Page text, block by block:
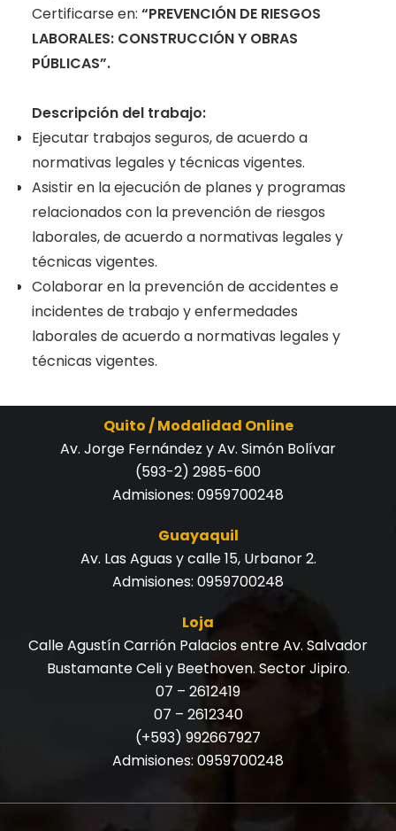
Certificarse en: “PREVENCIÓN DE RIESGOS
LABORALES: CONSTRUCCIÓN Y OBRAS
PÚBLICAS”.
Descripción del trabajo:
Ejecutar trabajos seguros, de acuerdo a
normativas legales y técnicas vigentes.
Asistir en la ejecución de planes y programas
relacionados con la prevención de riesgos
laborales, de acuerdo a normativas legales y
técnicas vigentes.
Colaborar en la prevención de accidentes e
incidentes de trabajo y enfermedades
laborales de acuerdo a normativas legales y
técnicas vigentes.
Quito / Modalidad Online
Av. Jorge Fernández y Av. Simón Bolívar
(593-2) 2985-600
Admisiones: 0959700248
Guayaquil
Av. Las Aguas y calle 15, Urbanor 2.
Admisiones: 0959700248
Loja
Calle Agustín Carrión Palacios entre Av. Salvador
Bustamante Celi y Beethoven. Sector Jipiro.
07 – 2612419
07 – 2612340
(+593) 992667927
Admisiones: 0959700248